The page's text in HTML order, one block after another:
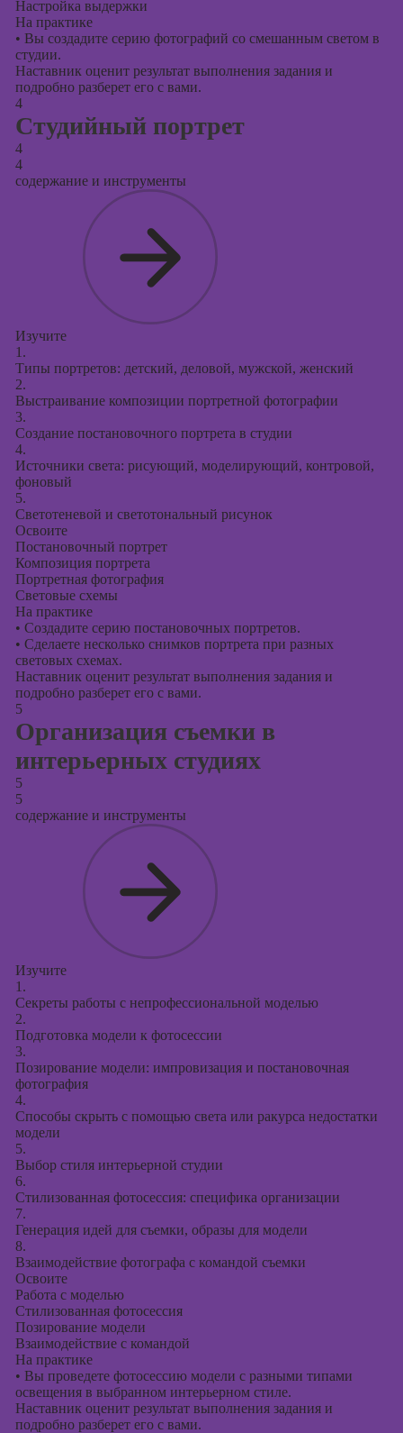
Настройка выдержки
На практике
• Вы создадите серию фотографий со смешанным светом в
студии.
Наставник оценит результат выполнения задания и
подробно разберет его с вами.
4
Студийный портрет
4
4
содержание и инструменты
Изучите
1.
Типы портретов: детский, деловой, мужской, женский
2.
Выстраивание композиции портретной фотографии
3.
Создание постановочного портрета в студии
4.
Источники света: рисующий, моделирующий, контровой,
фоновый
5.
Светотеневой и светотональный рисунок
Освоите
Постановочный портрет
Композиция портрета
Портретная фотография
Световые схемы
На практике
• Создадите серию постановочных портретов.
• Сделаете несколько снимков портрета при разных
световых схемах.
Наставник оценит результат выполнения задания и
подробно разберет его с вами.
5
Организация съемки в
интерьерных студиях
5
5
содержание и инструменты
Изучите
1.
Секреты работы с непрофессиональной моделью
2.
Подготовка модели к фотосессии
3.
Позирование модели: импровизация и постановочная
фотография
4.
Способы скрыть с помощью света или ракурса недостатки
модели
5.
Выбор стиля интерьерной студии
6.
Стилизованная фотосессия: специфика организации
7.
Генерация идей для съемки, образы для модели
8.
Взаимодействие фотографа с командой съемки
Освоите
Работа с моделью
Стилизованная фотосессия
Позирование модели
Взаимодействие с командой
На практике
• Вы проведете фотосессию модели с разными типами
освещения в выбранном интерьерном стиле.
Наставник оценит результат выполнения задания и
подробно разберет его с вами.